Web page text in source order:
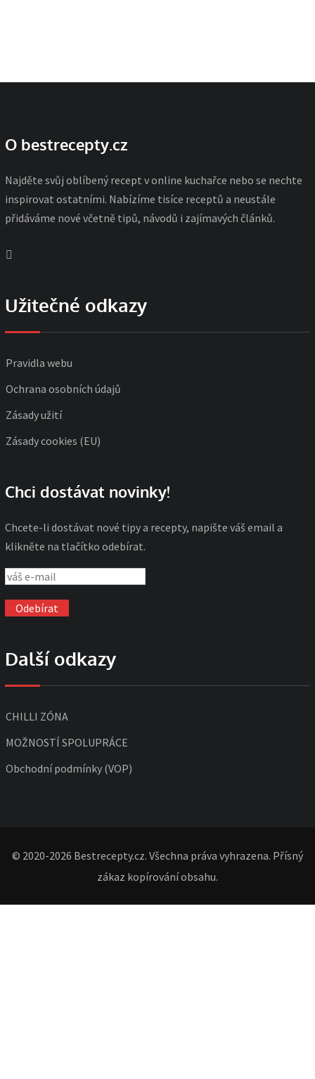
O bestrecepty.cz
Najděte svůj oblíbený recept v online kuchařce nebo se nechte
inspirovat ostatními. Nabízíme tisíce receptů a neustále
přidáváme nové včetně tipů, návodů i zajímavých článků.
Užitečné odkazy
Pravidla webu
Ochrana osobních údajů
Zásady užití
Zásady cookies (EU)
Chci dostávat novinky!
Chcete-li dostávat nové tipy a recepty, napište váš email a
klikněte na tlačítko odebírat.
Další odkazy
CHILLI ZÓNA
MOŽNOSTÍ SPOLUPRÁCE
Obchodní podmínky (VOP)
© 2020-2026 Bestrecepty.cz. Všechna práva vyhrazena. Přísný
zákaz kopírování obsahu.